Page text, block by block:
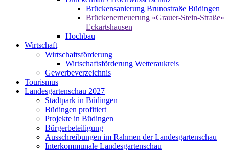
Brückensanierung Brunostraße Büdingen
Brückenerneuerung »Grauer-Stein-Straße«
Eckartshausen
Hochbau
Wirtschaft
Wirtschaftsförderung
Wirtschaftsförderung Wetteraukreis
Gewerbeverzeichnis
Tourismus
Landesgartenschau 2027
Stadtpark in Büdingen
Büdingen profitiert
Projekte in Büdingen
Bürgerbeteiligung
Ausschreibungen im Rahmen der Landesgartenschau
Interkommunale Landesgartenschau